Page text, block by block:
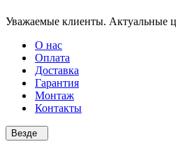
Уважаемые клиенты. Актуальные
О нас
Оплата
Доставка
Гарантия
Монтаж
Контакты
Везде